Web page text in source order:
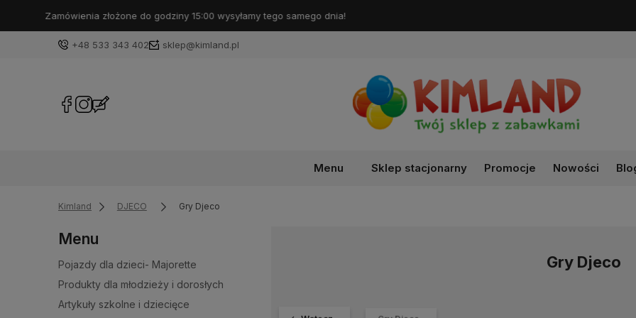
+48 533 343 402 sklep@kimland.pl
Menu Sklep stacjonarny Promocje Nowości
Kimland DJECO Gry Djeco
Menu
Pojazdy dla dzieci- Majorette
Produkty dla młodzieży i dorosłych
Artykuły szkolne i dziecięce
Gry Djeco